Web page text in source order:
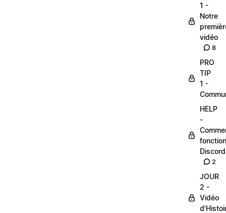
1 -
Notre
vidéo
8
PRO
TIP
1 -
HELP
-
Discord
2
JOUR
2 -
Vidéo